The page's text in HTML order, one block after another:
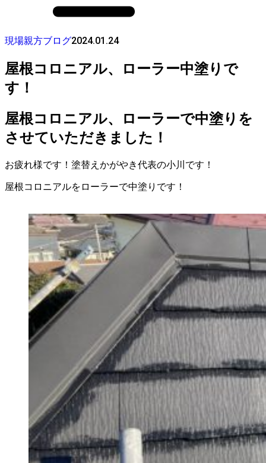
現場親方ブログ2024.01.24
屋根コロニアル、ローラー中塗りで
す！
屋根コロニアル、ローラーで中塗りを
させていただきました！
お疲れ様です！塗替えかがやき代表の小川です！
屋根コロニアルをローラーで中塗りです！